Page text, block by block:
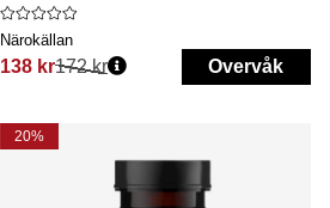
Närokällan
138 kr
Vanlig pris:
172 kr Overvåk
20%